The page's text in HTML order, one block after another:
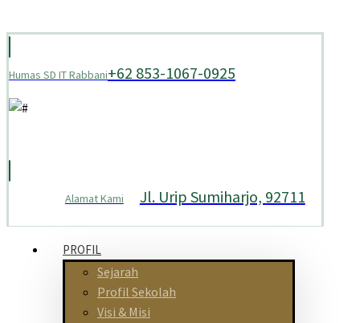
Humas SD IT Rabbani+62 853-1067-0925
Alamat Kami Jl. Urip Sumiharjo, 92711
PROFIL
Sejarah
Profil Sekolah
Visi & Misi